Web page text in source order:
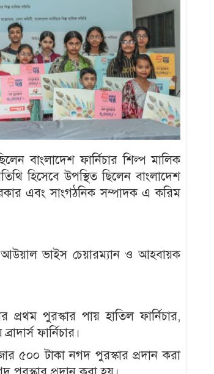
বাংলাদেশ ফার্নিচার শিল্প মালিক
হিসেবে উপস্থিত ছিলেন বাংলাদেশ
এবং সাংগঠনিক সম্পাদক এ করিম
ভাইস চেয়ারম্যান ও আহবায়ক
প্রথম পুরস্কার পায় হাতিল ফার্নিচার,
ফার্নিচার।
৫০০ টাকা নগদ পুরস্কার প্রদান করা